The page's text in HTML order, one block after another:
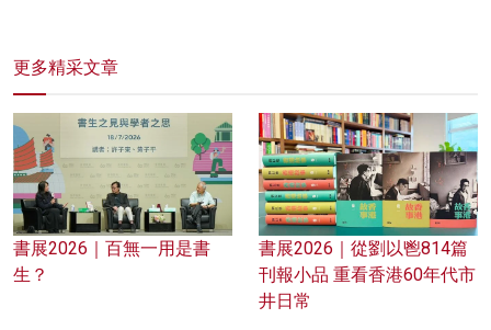
更多精采文章
書展2026｜百無一用是書
生？
書展2026｜從劉以鬯814篇
刊報小品 重看香港60年代市
井日常